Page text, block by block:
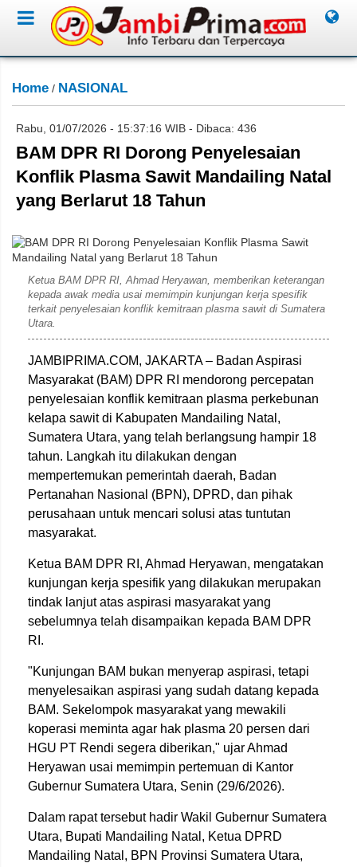
Home / NASIONAL
Rabu, 01/07/2026 - 15:37:16 WIB - Dibaca: 436
BAM DPR RI Dorong Penyelesaian
Konflik Plasma Sawit Mandailing Natal
yang Berlarut 18 Tahun
Ketua BAM DPR RI, Ahmad Heryawan, memberikan keterangan
kepada awak media usai memimpin kunjungan kerja spesifik
terkait penyelesaian konflik kemitraan plasma sawit di Sumatera
Utara.
JAMBIPRIMA.COM, JAKARTA – Badan Aspirasi
Masyarakat (BAM) DPR RI mendorong percepatan
penyelesaian konflik kemitraan plasma perkebunan
kelapa sawit di Kabupaten Mandailing Natal,
Sumatera Utara, yang telah berlangsung hampir 18
tahun. Langkah itu dilakukan dengan
mempertemukan pemerintah daerah, Badan
Pertanahan Nasional (BPN), DPRD, dan pihak
perusahaan untuk mencari solusi atas tuntutan
masyarakat.
Ketua BAM DPR RI, Ahmad Heryawan, mengatakan
kunjungan kerja spesifik yang dilakukan merupakan
tindak lanjut atas aspirasi masyarakat yang
sebelumnya telah disampaikan kepada BAM DPR
RI.
"Kunjungan BAM bukan menyerap aspirasi, tetapi
menyelesaikan aspirasi yang sudah datang kepada
BAM. Sekelompok masyarakat yang mewakili
koperasi meminta agar hak plasma 20 persen dari
HGU PT Rendi segera diberikan," ujar Ahmad
Heryawan usai memimpin pertemuan di Kantor
Gubernur Sumatera Utara, Senin (29/6/2026).
Dalam rapat tersebut hadir Wakil Gubernur Sumatera
Utara, Bupati Mandailing Natal, Ketua DPRD
Mandailing Natal, BPN Provinsi Sumatera Utara,